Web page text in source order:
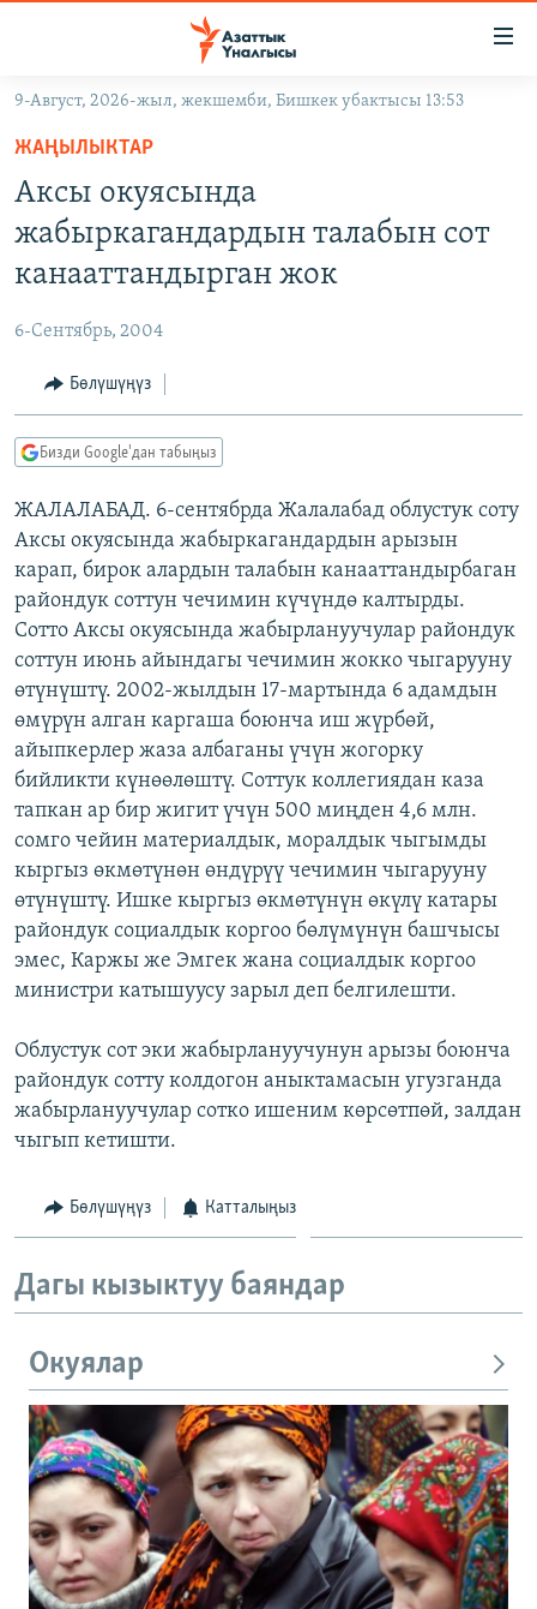
Навигацияга
өтүңүз
Издөөгө
салыңызКЫРГЫЗСТАН
МАДАНИЯТ
ДҮЙНӨ
УКРАИНА
ТВ ПРОГРАММАЛАР
БҮГҮН АЗАТТЫКТА
ДАНИСТЕ
ЭЖЕ-СИҢДИЛЕР
АЗАТТЫК+
ЫҢГАЙСЫЗ СУРООЛОР
ПОДКАСТ
ОНЛАЙН ШЕРИНЕ
ЭЕ/АРнун бардык сайттары
9-Август, 2026-жыл, жекшемби, Бишкек убактысы 13:53
ЖАҢЫЛЫКТАР
Аксы окуясында
жабыркагандардын талабын сот
канааттандырган жок
6-Сентябрь, 2004
Бөлүшүңүз
Бизди Google'дан табыңыз
ЖАЛАЛАБАД. 6-сентябрда Жалалабад облустук соту
Аксы окуясында жабыркагандардын арызын
карап, бирок алардын талабын канааттандырбаган
райондук соттун чечимин күчүндө калтырды.
Сотто Аксы окуясында жабырлануучулар райондук
соттун июнь айындагы чечимин жокко чыгарууну
өтүнүштү. 2002-жылдын 17-мартында 6 адамдын
өмүрүн алган каргаша боюнча иш жүрбөй,
айыпкерлер жаза албаганы үчүн жогорку
бийликти күнөөлөштү. Соттук коллегиядан каза
тапкан ар бир жигит үчүн 500 миңден 4,6 млн.
сомго чейин материалдык, моралдык чыгымды
кыргыз өкмөтүнөн өндүрүү чечимин чыгарууну
өтүнүштү. Ишке кыргыз өкмөтүнүн өкүлү катары
райондук социалдык коргоо бөлүмүнүн башчысы
эмес, Каржы же Эмгек жана социалдык коргоо
министри катышуусу зарыл деп белгилешти.
Облустук сот эки жабырлануучунун арызы боюнча
райондук сотту колдогон аныктамасын угузганда
жабырлануучулар сотко ишеним көрсөтпөй, залдан
чыгып кетишти.
Бөлүшүңүз Катталыңыз
Дагы кызыктуу баяндар
Окуялар